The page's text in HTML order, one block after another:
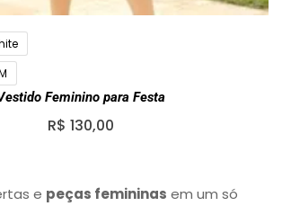
Feminino para Festa
R$ 130,00
e peças femininas em um só